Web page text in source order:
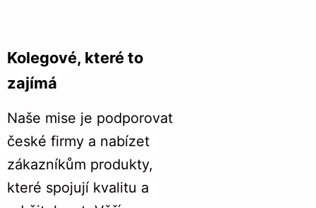
Kolegové, které to
zajímá
Naše mise je podporovat
české firmy a nabízet
zákazníkům produkty,
které spojují kvalitu a